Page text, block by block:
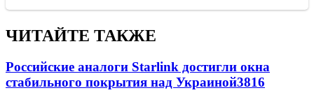
ЧИТАЙТЕ ТАКЖЕ
Российские аналоги Starlink достигли окна
стабильного покрытия над Украиной3816